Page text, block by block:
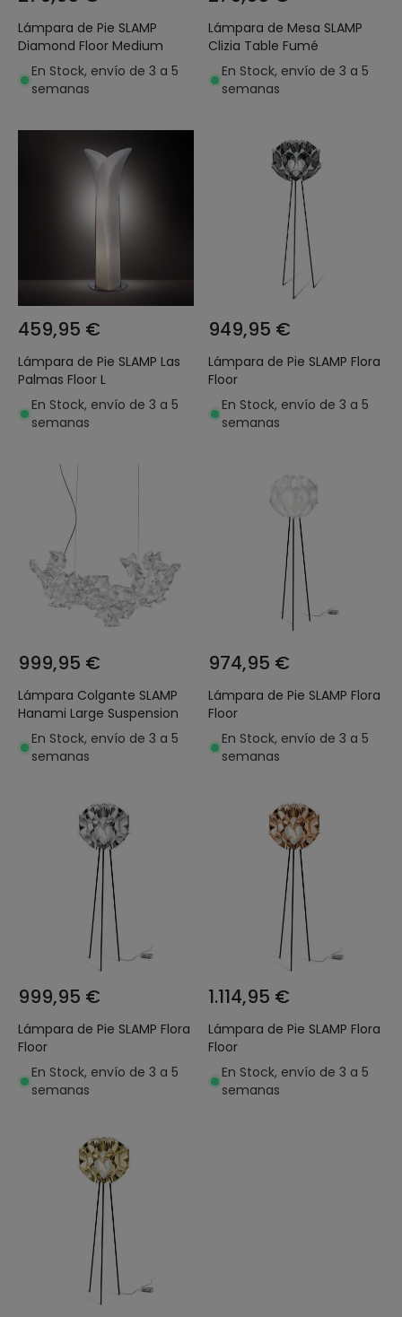
Lámpara de Pie SLAMP
Diamond Floor Medium
En Stock, envío de 3 a 5
semanas
Lámpara de Mesa SLAMP
Clizia Table Fumé
En Stock, envío de 3 a 5
semanas
459,95 €
Lámpara de Pie SLAMP Las
Palmas Floor L
En Stock, envío de 3 a 5
semanas
949,95 €
Lámpara de Pie SLAMP Flora
Floor
En Stock, envío de 3 a 5
semanas
999,95 €
Lámpara Colgante SLAMP
Hanami Large Suspension
En Stock, envío de 3 a 5
semanas
974,95 €
Lámpara de Pie SLAMP Flora
Floor
En Stock, envío de 3 a 5
semanas
999,95 €
Lámpara de Pie SLAMP Flora
Floor
En Stock, envío de 3 a 5
semanas
1.114,95 €
Lámpara de Pie SLAMP Flora
Floor
En Stock, envío de 3 a 5
semanas